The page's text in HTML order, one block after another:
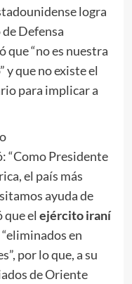
logra
Defensa
que “no es nuestra
y que no existe el
para implicar a
“Como Presidente
el país más
ayuda de
que el ejército iraní
en
por lo que, a su
de Oriente